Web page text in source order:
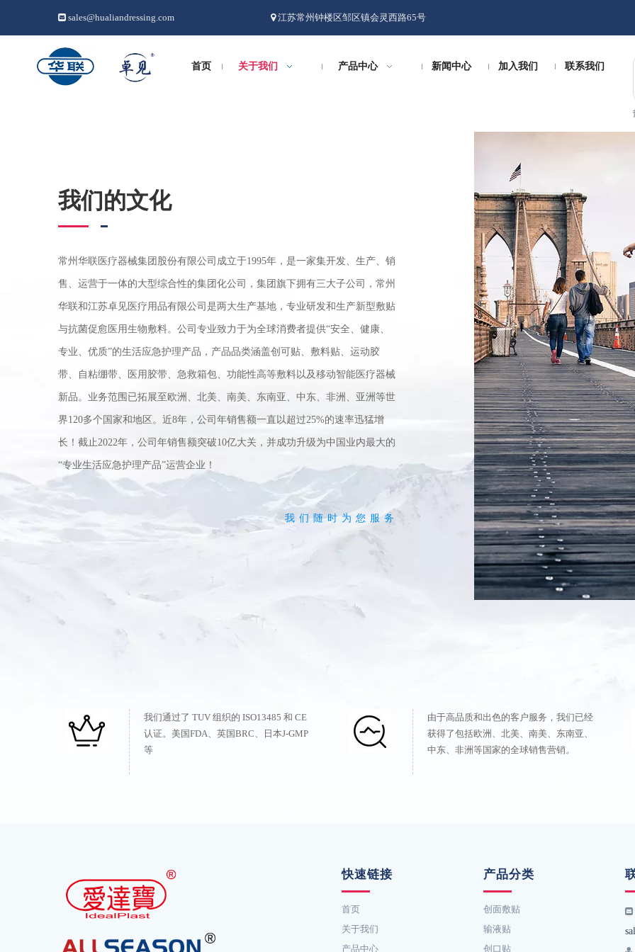
 sales@hualiandressing.com 江苏常州钟楼区邹区镇会灵西路65号
首页 关于我们 产品中心 新闻中心 加入我们 联系我们
我们的文化
常州华联医疗器械集团股份有限公司成立于1995年，是一家集开发、生产、销
售、运营于一体的大型综合性的集团化公司，集团旗下拥有三大子公司，常州
华联和江苏卓见医疗用品有限公司是两大生产基地，专业研发和生产新型敷贴
与抗菌促愈医用生物敷料。公司专业致力于为全球消费者提供“安全、健康、
专业、优质”的生活应急护理产品，产品品类涵盖创可贴、敷料贴、运动胶
带、自粘绷带、医用胶带、急救箱包、功能性高等敷料以及移动智能医疗器械
新品。业务范围已拓展至欧洲、北美、南美、东南亚、中东、非洲、亚洲等世
界120多个国家和地区。近8年，公司年销售额一直以超过25%的速率迅猛增
长！截止2022年，公司年销售额突破10亿大关，并成功升级为中国业内最大的
“专业生活应急护理产品”运营企业！
我们随时为您服务
我们通过了 TUV 组织的 ISO13485 和 CE
认证。美国FDA、英国BRC、日本J-GMP
等
由于高品质和出色的客户服务，我们已经
获得了包括欧洲、北美、南美、东南亚、
中东、非洲等国家的全球销售营销。
快速链接
首页
关于我们
产品中心
产品分类
创面敷贴
输液贴
创口贴
